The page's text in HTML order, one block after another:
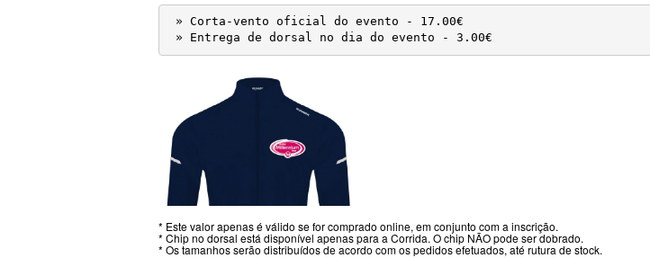
» Corta-vento oficial do evento - 17.00€
» Entrega de dorsal no dia do evento - 3.00€
* Este valor apenas é válido se for comprado online, em conjunto com a inscrição.
* Chip no dorsal está disponível apenas para a Corrida. O chip NÃO pode ser dobrado.
* Os tamanhos serão distribuídos de acordo com os pedidos efetuados, até rutura de stock.